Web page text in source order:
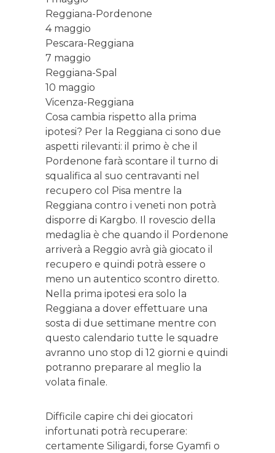
Reggiana-Pordenone
4 maggio
Pescara-Reggiana
7 maggio
Reggiana-Spal
10 maggio
Vicenza-Reggiana
Cosa cambia rispetto alla prima
ipotesi? Per la Reggiana ci sono due
aspetti rilevanti: il primo è che il
Pordenone farà scontare il turno di
squalifica al suo centravanti nel
recupero col Pisa mentre la
Reggiana contro i veneti non potrà
disporre di Kargbo. Il rovescio della
medaglia è che quando il Pordenone
arriverà a Reggio avrà già giocato il
recupero e quindi potrà essere o
meno un autentico scontro diretto.
Nella prima ipotesi era solo la
Reggiana a dover effettuare una
sosta di due settimane mentre con
questo calendario tutte le squadre
avranno uno stop di 12 giorni e quindi
potranno preparare al meglio la
volata finale.
Difficile capire chi dei giocatori
infortunati potrà recuperare:
certamente Siligardi, forse Gyamfi o